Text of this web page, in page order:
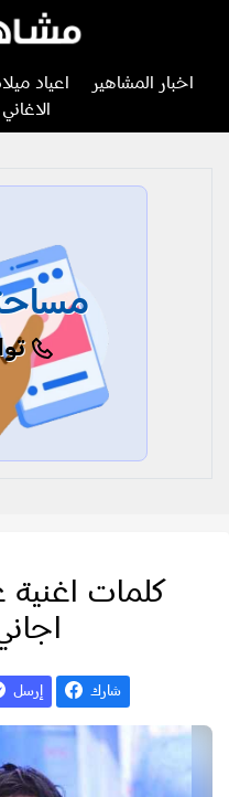
اخبار المشاهير اعياد
الاغاني
كلمات اغنية
شارك إرسل